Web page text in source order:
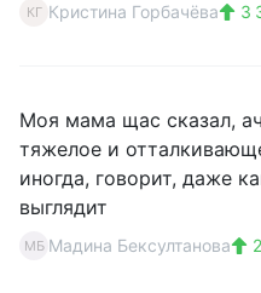
КГ Кристина Горбачёва 3
Моя мама щас сказал,
тяжелое и
иногда, говорит, даже
выглядит
МБ Мадина Бексултанова